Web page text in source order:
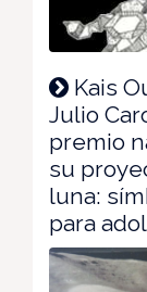
Kais
Julio
premio
su
luna:
para